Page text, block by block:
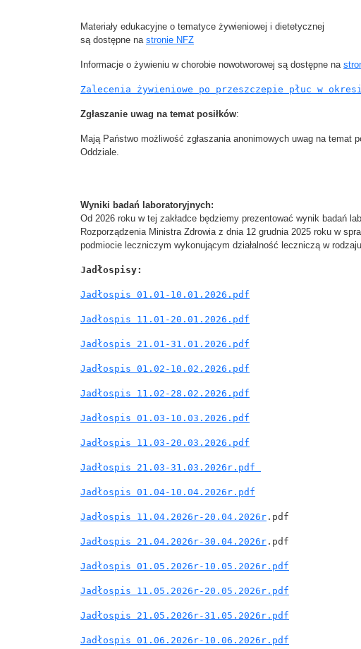
Materiały edukacyjne o tematyce żywieniowej i dietetycznej
są dostępne na stronie NFZ
Informacje o żywieniu w chorobie nowotworowej są dostępne na
Zalecenia żywieniowe po przeszczepie płuc w
Zgłaszanie uwag na temat posiłków:
Mają Państwo możliwość zgłaszania anonimowych uwag na temat
Oddziale.
Wyniki badań laboratoryjnych:
Od 2026 roku w tej zakładce będziemy prezentować wynik badań
Rozporządzenia Ministra Zdrowia z dnia 12 grudnia 2025 roku w
podmiocie leczniczym wykonującym działalność leczniczą w
Jadłospisy:
Jadłospis 01.01-10.01.2026.pdf
Jadłospis 11.01-20.01.2026.pdf
Jadłospis 21.01-31.01.2026.pdf
Jadłospis 01.02-10.02.2026.pdf
Jadłospis 11.02-28.02.2026.pdf
Jadłospis 01.03-10.03.2026.pdf
Jadłospis 11.03-20.03.2026.pdf
Jadłospis 21.03-31.03.2026r.pdf
Jadłospis 01.04-10.04.2026r.pdf
Jadłospis 11.04.2026r-20.04.2026r .pdf
Jadłospis 21.04.2026r-30.04.2026r .pdf
Jadłospis 01.05.2026r-10.05.2026r.pdf
Jadłospis 11.05.2026r-20.05.2026r.pdf
Jadłospis 21.05.2026r-31.05.2026r.pdf
Jadłospis 01.06.2026r-10.06.2026r.pdf